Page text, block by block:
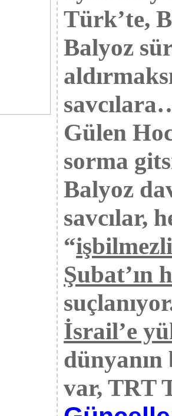
Türk’te,
Balyoz
Gülen
sorma
Balyoz
savcılar,
“
Şubat’ın
İsrail’e
var, TRT